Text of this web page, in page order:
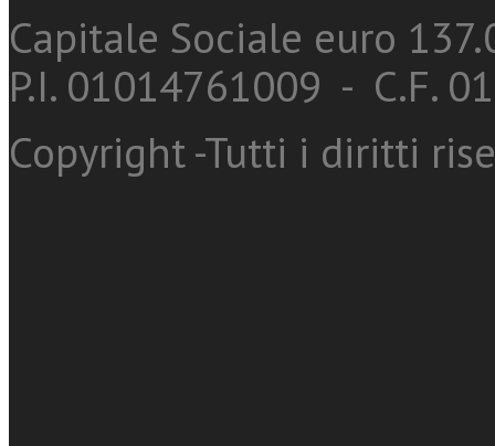
Capitale Sociale euro
P.I. 01014761009 - C.F.
Copyright -Tutti i diritti